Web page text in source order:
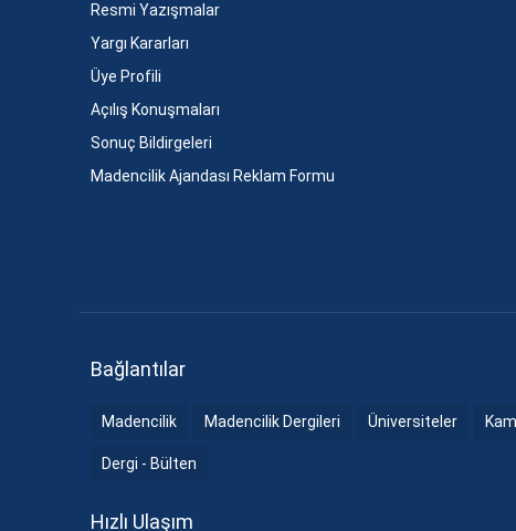
Resmi Yazışmalar
Yargı Kararları
Üye Profili
Açılış Konuşmaları
Sonuç Bildirgeleri
Madencilik Ajandası Reklam Formu
Bağlantılar
Madencilik Madencilik Dergileri Üniversiteler
Dergi - Bülten
Hızlı Ulaşım